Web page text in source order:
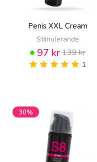
Penis XXL Cream
Stimulerande
97 kr139 kr
1
30%